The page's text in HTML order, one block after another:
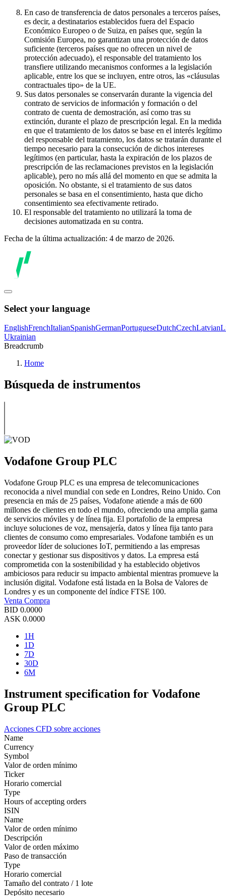
En caso de transferencia de datos personales a terceros países,
es decir, a destinatarios establecidos fuera del Espacio
Económico Europeo o de Suiza, en países que, según la
Comisión Europea, no garantizan una protección de datos
suficiente (terceros países que no ofrecen un nivel de
protección adecuado), el responsable del tratamiento los
transfiere utilizando mecanismos conformes a la legislación
aplicable, entre los que se incluyen, entre otros, las «cláusulas
contractuales tipo» de la UE.
Sus datos personales se conservarán durante la vigencia del
contrato de servicios de información y formación o del
contrato de cuenta de demostración, así como tras su
extinción, durante el plazo de prescripción legal. En la medida
en que el tratamiento de los datos se base en el interés legítimo
del responsable del tratamiento, los datos se tratarán durante el
tiempo necesario para la consecución de dichos intereses
legítimos (en particular, hasta la expiración de los plazos de
prescripción de las reclamaciones previstos en la legislación
aplicable), pero no más allá del momento en que se admita la
oposición. No obstante, si el tratamiento de sus datos
personales se basa en el consentimiento, hasta que dicho
consentimiento sea efectivamente retirado.
El responsable del tratamiento no utilizará la toma de
decisiones automatizada en su contra.
Fecha de la última actualización: 4 de marzo de 2026.
Select your language
EnglishFrenchItalianSpanishGermanPortugueseDutchCzechLatvian
Ukrainian
Breadcrumb
Home
Búsqueda de instrumentos
Vodafone Group PLC
Vodafone Group PLC es una empresa de telecomunicaciones
reconocida a nivel mundial con sede en Londres, Reino Unido. Con
presencia en más de 25 países, Vodafone atiende a más de 600
millones de clientes en todo el mundo, ofreciendo una amplia gama
de servicios móviles y de línea fija. El portafolio de la empresa
incluye soluciones de voz, mensajería, datos y línea fija tanto para
clientes de consumo como empresariales. Vodafone también es un
proveedor líder de soluciones IoT, permitiendo a las empresas
conectar y gestionar sus dispositivos y datos. La empresa está
comprometida con la sostenibilidad y ha establecido objetivos
ambiciosos para reducir su impacto ambiental mientras promueve la
inclusión digital. Vodafone está listada en la Bolsa de Valores de
Londres y es un componente del índice FTSE 100.
Venta Compra
BID 0.0000
ASK 0.0000
1H
1D
7D
30D
6M
Instrument specification for Vodafone
Group PLC
Acciones CFD sobre acciones
Name
Currency
Symbol
Valor de orden mínimo
Ticker
Horario comercial
Type
Hours of accepting orders
ISIN
Name
Valor de orden mínimo
Descripción
Valor de orden máximo
Paso de transacción
Type
Horario comercial
Tamaño del contrato / 1 lote
Depósito necesario